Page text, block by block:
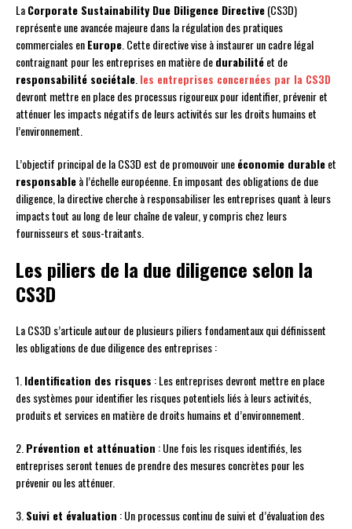
LaCorporate Sustainability Due Diligence Directive(CS3D)
représente une avancée majeure dans la régulation des pratiques
commerciales enEurope . Cette directive vise à instaurer un cadre légal
contraignant pour les entreprises en matière dedurabilitéet de
responsabilité sociétale les entreprises concernées par la CS3D
devront mettre en place des processus rigoureux pour identifier, prévenir et
atténuer les impacts négatifs de leurs activités sur les droits humains et
l’environnement.
L’objectif principal de la CS3D est de promouvoir uneéconomie durableet
responsableà l’échelle européenne. En imposant des obligations de due
diligence, la directive cherche à responsabiliser les entreprises quant à leurs
impacts tout au long de leur chaîne de valeur, y compris chez leurs
fournisseurs et sous-traitants.
Les piliers de la due diligence selon la
CS3D
La CS3D s’articule autour de plusieurs piliers fondamentaux qui définissent
les obligations de due diligence des entreprises :
1. Identification des risques : Les entreprises devront mettre en place
des systèmes pour identifier les risques potentiels liés à leurs activités,
produits et services en matière de droits humains et d’environnement.
2. Prévention et atténuation : Une fois les risques identifiés, les
entreprises seront tenues de prendre des mesures concrètes pour les
prévenir ou les atténuer.
3. Suivi et évaluation : Un processus continu de suivi et d’évaluation des